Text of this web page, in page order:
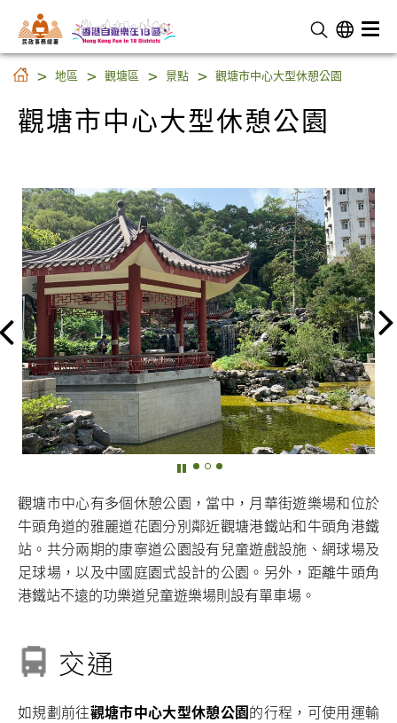
民 政 事 務 總 署
觀塘市中心大型休憩公園
地區 觀塘區 景點 觀塘市中心大型休憩公園
觀塘市中心大型休憩公園
觀塘市中心有多個休憩公園，當中，月華街遊樂場和位於
牛頭角道的雅麗道花園分別鄰近觀塘港鐵站和牛頭角港鐵
站。共分兩期的康寧道公園設有兒童遊戲設施、網球場及
足球場，以及中國庭園式設計的公園。另外，距離牛頭角
港鐵站不遠的功樂道兒童遊樂場則設有單車場。
交通
如規劃前往觀塘市中心大型休憩公園的行程，可使用運輸